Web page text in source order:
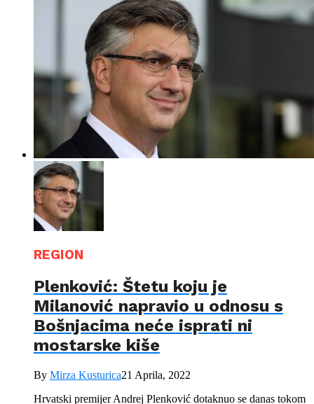
REGION
Plenković: Štetu koju je
Milanović napravio u odnosu s
Bošnjacima neće isprati ni
mostarske kiše
By Mirza Kusturica21 Aprila, 2022
Hrvatski premijer Andrej Plenković dotaknuo se danas tokom